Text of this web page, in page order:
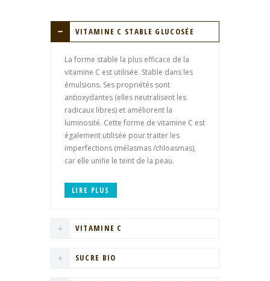
VITAMINE C STABLE GLUCOSÉE
La forme stable la plus efficace de la
vitamine C est utilisée. Stable dans les
émulsions. Ses propriétés sont
antioxydantes (elles neutralisent les
radicaux libres) et améliorent la
luminosité. Cette forme de vitamine C est
également utilisée pour traiter les
imperfections (mélasmas /chloasmas),
car elle unifie le teint de la peau.
LIRE PLUS
VITAMINE C
SUCRE BIO